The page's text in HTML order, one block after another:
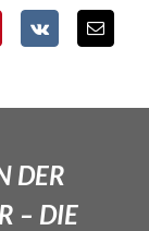
DER
– DIE